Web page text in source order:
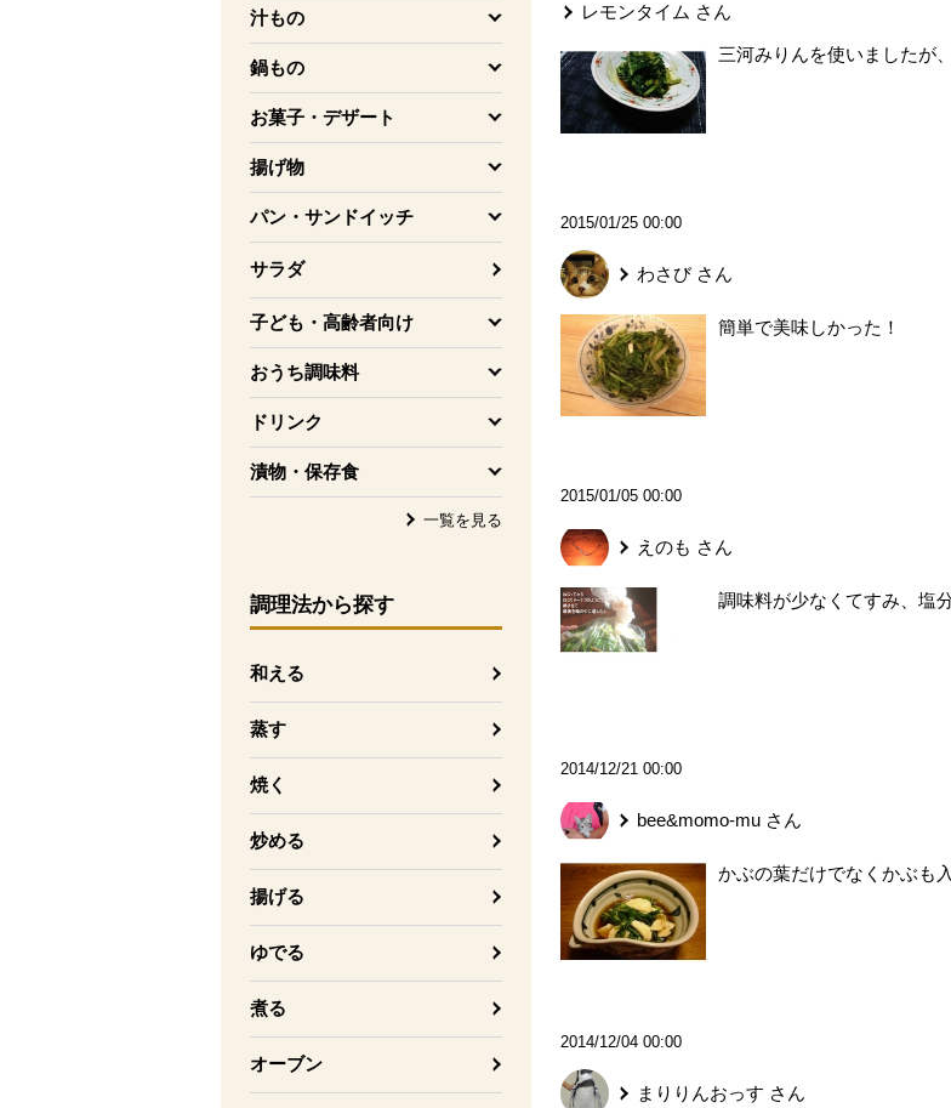
汁もの
を開く
鍋もの
を開く
お菓子・デザート
を開く
揚げ物
を開く
パン・サンドイッチ
を開く
サラダ
子ども・高齢者向け
を開く
おうち調味料
を開く
ドリンク
を開く
漬物・保存食
を開く
一覧を見る
調理法から探す
和える
蒸す
焼く
炒める
揚げる
ゆでる
煮る
オーブン
レモンタイム さん
三河みりんを使いましたが
2015/01/25 00:00
わさびさん
簡単で美味しかった！
2015/01/05 00:00
えのも さん
調味料が少なくてすみ、塩
2014/12/21 00:00
bee&momo-mu さん
かぶの葉だけでなくかぶも
2014/12/04 00:00
まりりんおっす さん